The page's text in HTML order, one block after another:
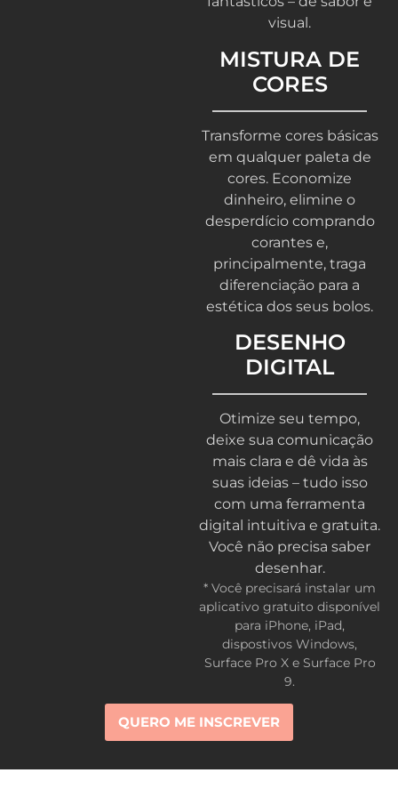
visual.
MISTURA DE
CORES
Transforme cores básicas
em qualquer paleta de
cores. Economize
dinheiro, elimine o
desperdício comprando
corantes e,
principalmente, traga
diferenciação para a
estética dos seus bolos.
DESENHO
DIGITAL
Otimize seu tempo,
deixe sua comunicação
mais clara e dê vida às
suas ideias – tudo isso
com uma ferramenta
digital intuitiva e gratuita.
Você não precisa saber
desenhar.
* Você precisará instalar um
aplicativo gratuito disponível
para iPhone, iPad,
dispostivos Windows,
Surface Pro X e Surface Pro
9.
QUERO ME INSCREVER